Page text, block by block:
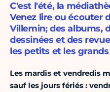
C'est l'été, la
Venez lire ou écouter
Villemin; des albums,
dessinées et des
les petits et les grands
Les mardis et vendredis
sauf les jours fériés :